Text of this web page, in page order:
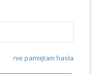
nie pamiętam hasła